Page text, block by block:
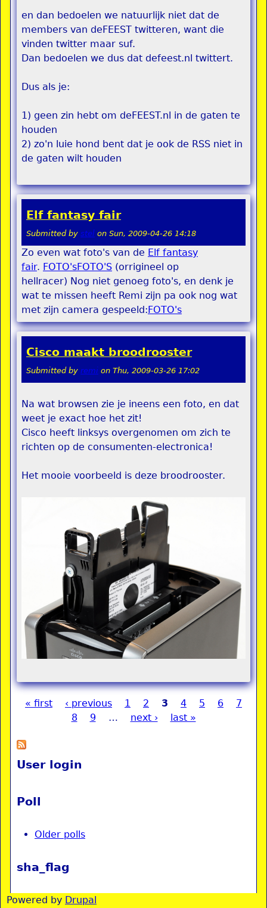
en dan bedoelen we natuurlijk niet dat de
members van deFEEST twitteren, want die
vinden twitter maar suf.
Dan bedoelen we dus dat defeest.nl twittert.
Dus als je:
1) geen zin hebt om deFEEST.nl in de gaten te
houden
2) zo'n luie hond bent dat je ook de RSS niet in
de gaten wilt houden
Elf fantasy fair
Submitted by stel on Sun, 2009-04-26 14:18
Zo even wat foto's van de Elf fantasy
fair. FOTO'sFOTO'S (orrigineel op
hellracer) Nog niet genoeg foto's, en denk je
wat te missen heeft Remi zijn pa ook nog wat
met zijn camera gespeeld:FOTO's
Cisco maakt broodrooster
Submitted by remi on Thu, 2009-03-26 17:02
Na wat browsen zie je ineens een foto, en dat
weet je exact hoe het zit!
Cisco heeft linksys overgenomen om zich te
richten op de consumenten-electronica!
Het mooie voorbeeld is deze broodrooster.
« first ‹ previous 1 2 3 4 5 6
7
8
9 … next › last »
User login
Poll
Older polls
sha_flag
Powered by Drupal